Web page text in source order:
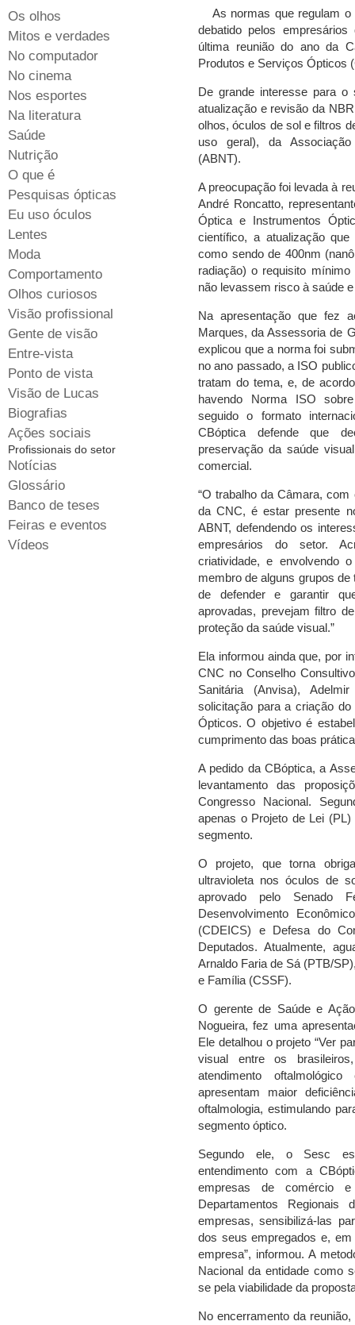
As normas que regulam
debatido pelos
última reunião do ano da
Produtos e Serviços Ópticos
De grande interesse para
atualização e revisão da
olhos, óculos de sol e filtros
uso geral), da
(ABNT).
A preocupação foi levada à
André Roncatto,
Óptica e Instrumentos
científico, a atualização
como sendo de 400nm
radiação) o requisito
não levassem risco à saúde
Na apresentação que fez
Marques, da Assessoria de
explicou que a norma foi
no ano passado, a ISO
tratam do tema, e, de
havendo Norma ISO
seguido o formato
CBóptica defende que
preservação da saúde
comercial.
“O trabalho da Câmara,
da CNC, é estar presente
ABNT, defendendo os
empresários do setor.
criatividade, e
membro de alguns grupos
de defender e garantir
aprovadas, prevejam filtro
proteção da saúde visual.”
Ela informou ainda que, por
CNC no Conselho
Sanitária (Anvisa),
solicitação para a criação
Ópticos. O objetivo é
cumprimento das boas
A pedido da CBóptica, a
levantamento das
Congresso Nacional.
apenas o Projeto de Lei
segmento.
O projeto, que torna
ultravioleta nos óculos de
aprovado pelo Senado
Desenvolvimento
(CDEICS) e Defesa do
Deputados. Atualmente,
Arnaldo Faria de Sá (PTB/
e Família (CSSF).
O gerente de Saúde e
Nogueira, fez uma
Ele detalhou o projeto “Ver
visual entre os
atendimento
apresentam maior
oftalmologia, estimulando
segmento óptico.
Segundo ele, o Sesc
entendimento com a
empresas de comércio
Departamentos
empresas, sensibilizá-las
dos seus empregados e,
empresa”, informou. A
Nacional da entidade como
se pela viabilidade da
No encerramento da
Os olhos
Mitos e verdades
No computador
No cinema
Nos esportes
Na literatura
Saúde
Nutrição
O que é
Pesquisas ópticas
Eu uso óculos
Lentes
Moda
Comportamento
Olhos curiosos
Visão profissional
Gente de visão
Entre-vista
Ponto de vista
Visão de Lucas
Biografias
Ações sociais
Profissionais do setor
Notícias
Glossário
Banco de teses
Feiras e eventos
Vídeos